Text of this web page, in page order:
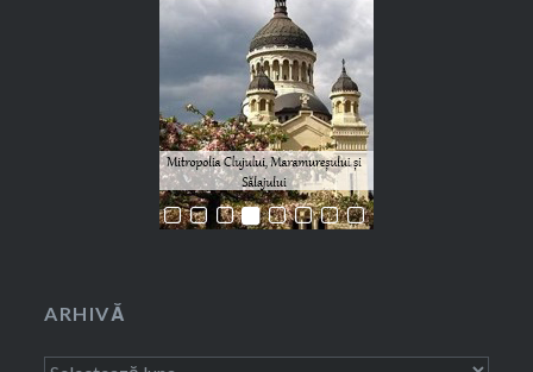
ARHIVĂ